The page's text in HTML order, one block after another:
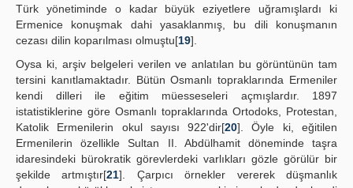
Türk yönetiminde o kadar büyük eziyetlere uğramışlardı ki
Ermenice konuşmak dahi yasaklanmış, bu dili konuşmanın
cezası dilin koparılması olmuştu[19].
Oysa ki, arşiv belgeleri verilen ve anlatılan bu görüntünün tam
tersini kanıtlamaktadır. Bütün Osmanlı topraklarında Ermeniler
kendi dilleri ile eğitim müesseseleri açmışlardır. 1897
istatistiklerine göre Osmanlı topraklarında Ortodoks, Protestan,
Katolik Ermenilerin okul sayısı 922'dir[20]. Öyle ki, eğitilen
Ermenilerin özellikle Sultan II. Abdülhamit döneminde taşra
idaresindeki bürokratik görevlerdeki varlıkları gözle görülür bir
şekilde artmıştır[21]. Çarpıcı örnekler vererek düşmanlık